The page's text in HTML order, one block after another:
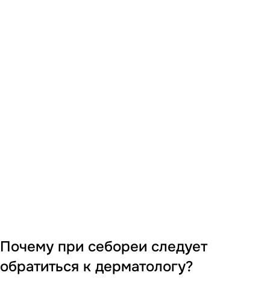
Почему при себореи следует
обратиться к дерматологу?